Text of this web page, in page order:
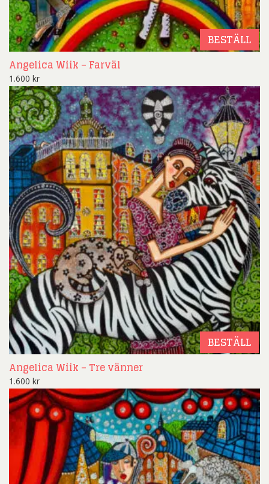
BESTÄLL
Angelica Wiik – Farväl
1.600 kr
BESTÄLL
Angelica Wiik – Tre vänner
1.600 kr